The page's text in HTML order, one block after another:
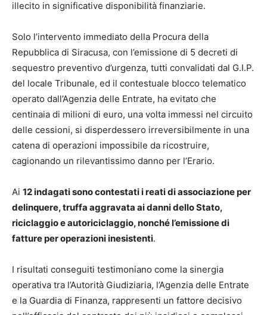
illecito in significative disponibilità finanziarie.
Solo l’intervento immediato della Procura della
Repubblica di Siracusa, con l’emissione di 5 decreti di
sequestro preventivo d’urgenza, tutti convalidati dal G.I.P.
del locale Tribunale, ed il contestuale blocco telematico
operato dall’Agenzia delle Entrate, ha evitato che
centinaia di milioni di euro, una volta immessi nel circuito
delle cessioni, si disperdessero irreversibilmente in una
catena di operazioni impossibile da ricostruire,
cagionando un rilevantissimo danno per l’Erario.
Ai 12 indagati sono contestati i reati di associazione per
delinquere, truffa aggravata ai danni dello Stato,
riciclaggio e autoriciclaggio, nonché l’emissione di
fatture per operazioni inesistenti.
I risultati conseguiti testimoniano come la sinergia
operativa tra l’Autorità Giudiziaria, l’Agenzia delle Entrate
e la Guardia di Finanza, rappresenti un fattore decisivo